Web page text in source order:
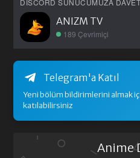
ANIZM TV
189 Çevrimiçi
Telegram'a Katıl
Yeni bölüm bildirimlerini almak
katılabilirsiniz
Anime